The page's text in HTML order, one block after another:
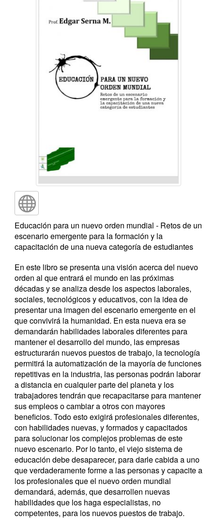
Educación para un nuevo orden mundial - Retos de un
escenario emergente para la formación y la
capacitación de una nueva categoría de estudiantes
En este libro se presenta una visión acerca del nuevo
orden al que entrará el mundo en las próximas
décadas y se analiza desde los aspectos laborales,
sociales, tecnológicos y educativos, con la idea de
presentar una imagen del escenario emergente en el
que convivirá la humanidad. En esta nueva era se
demandarán habilidades laborales diferentes para
mantener el desarrollo del mundo, las empresas
estructurarán nuevos puestos de trabajo, la tecnología
permitirá la automatización de la mayoría de funciones
repetitivas en la industria, las personas podrán laborar
a distancia en cualquier parte del planeta y los
trabajadores tendrán que recapacitarse para mantener
sus empleos o cambiar a otros con mayores
beneficios. Todo esto exigirá profesionales diferentes,
con habilidades nuevas, y formados y capacitados
para solucionar los complejos problemas de este
nuevo escenario. Por lo tanto, el viejo sistema de
educación debe desaparecer, para darle cabida a uno
que verdaderamente forme a las personas y capacite a
los profesionales que el nuevo orden mundial
demandará, además, que desarrollen nuevas
habilidades que los haga especialistas, no
competentes, para los nuevos puestos de trabajo.